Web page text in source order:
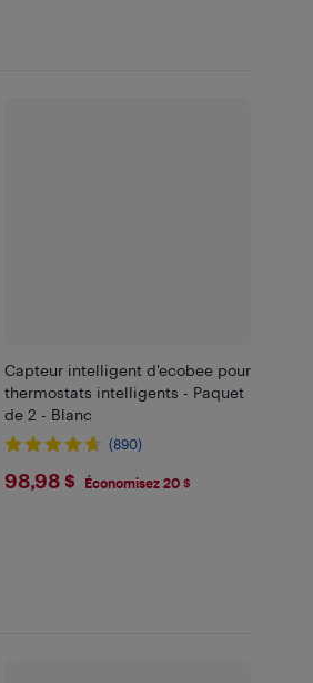
Capteur intelligent d'ecobee pour
thermostats intelligents - Paquet
de 2 - Blanc
(890)
$98.98
98,98 $ Économisez 20 $